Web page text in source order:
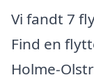
Vi fandt 7
Find en
Holme-